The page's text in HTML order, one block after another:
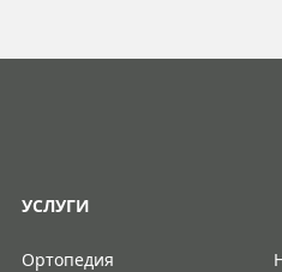
УСЛУГИ
Ортопедия